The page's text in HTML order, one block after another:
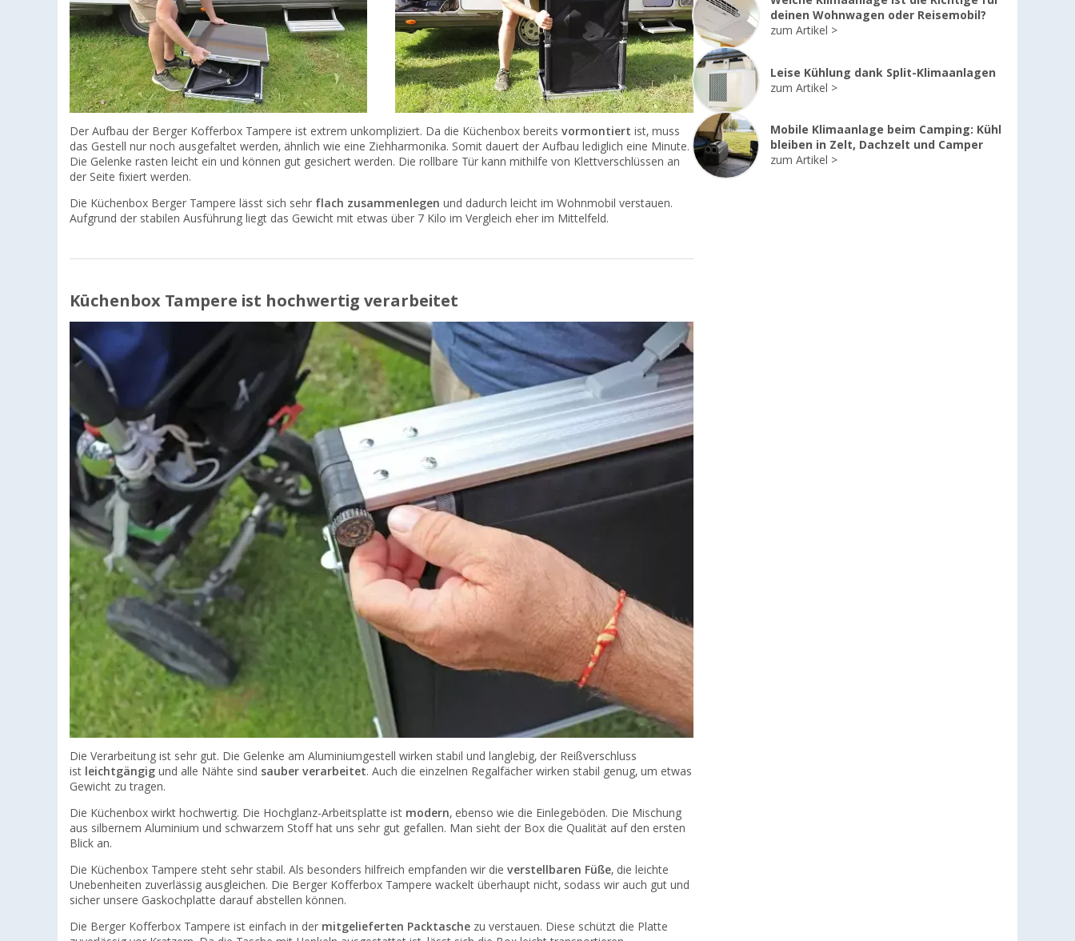
Der Aufbau der Berger Kofferbox Tampere ist extrem unkompliziert. Da die Küchenbox bereits vormontiert ist, muss
das Gestell nur noch ausgefaltet werden, ähnlich wie eine Ziehharmonika. Somit dauert der Aufbau lediglich eine Minute.
Die Gelenke rasten leicht ein und können gut gesichert werden. Die rollbare Tür kann mithilfe von Klettverschlüssen an
der Seite fixiert werden.
Die Küchenbox Berger Tampere lässt sich sehr flach zusammenlegen und dadurch leicht im Wohnmobil verstauen.
Aufgrund der stabilen Ausführung liegt das Gewicht mit etwas über 7 Kilo im Vergleich eher im Mittelfeld.
Küchenbox Tampere ist hochwertig verarbeitet
Die Verarbeitung ist sehr gut. Die Gelenke am Aluminiumgestell wirken stabil und langlebig, der Reißverschluss
ist leichtgängig und alle Nähte sind sauber verarbeitet. Auch die einzelnen Regalfächer wirken stabil genug, um etwas
Gewicht zu tragen.
Die Küchenbox wirkt hochwertig. Die Hochglanz-Arbeitsplatte ist modern, ebenso wie die Einlegeböden. Die Mischung
aus silbernem Aluminium und schwarzem Stoff hat uns sehr gut gefallen. Man sieht der Box die Qualität auf den ersten
Blick an.
Die Küchenbox Tampere steht sehr stabil. Als besonders hilfreich empfanden wir die verstellbaren Füße, die leichte
Unebenheiten zuverlässig ausgleichen. Die Berger Kofferbox Tampere wackelt überhaupt nicht, sodass wir auch gut und
sicher unsere Gaskochplatte darauf abstellen können.
Die Berger Kofferbox Tampere ist einfach in der mitgelieferten Packtasche zu verstauen. Diese schützt die Platte
deinen Wohnwagen oder Reisemobil?
zum Artikel
Leise Kühlung dank Split-Klimaanlagen
zum Artikel
Mobile Klimaanlage beim Camping: Kühl
bleiben in Zelt, Dachzelt und Camper
zum Artikel